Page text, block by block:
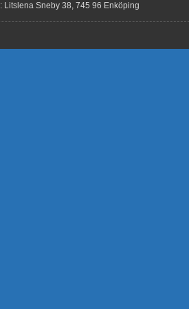
: Litslena Sneby 38, 745 96 Enköping